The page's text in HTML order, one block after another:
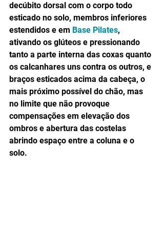
decúbito dorsal com o corpo todo
esticado no solo, membros inferiores
estendidos e em Base Pilates,
ativando os glúteos e pressionando
tanto a parte interna das coxas quanto
os calcanhares uns contra os outros, e
braços esticados acima da cabeça, o
mais próximo possível do chão, mas
no limite que não provoque
compensações em elevação dos
ombros e abertura das costelas
abrindo espaço entre a coluna e o
solo.